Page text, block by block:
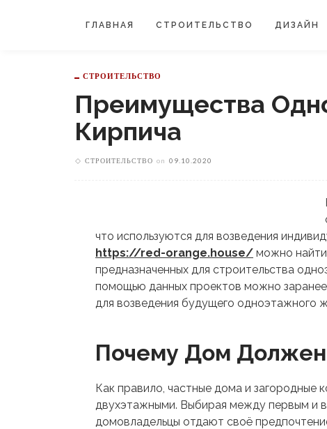
ГЛАВНАЯ СТРОИТЕЛЬСТВО ДИЗАЙН
СТРОИТЕЛЬСТВО
Преимущества
Кирпича
СТРОИТЕЛЬСТВО on 09.10.2020
что используются для возведения
https://red-orange.house/ можно
предназначенных для строительства
помощью данных проектов можно
для возведения будущего одноэтажного
Почему Дом
Как правило, частные дома и загородные
двухэтажными. Выбирая между первым и
домовладельцы отдают своё